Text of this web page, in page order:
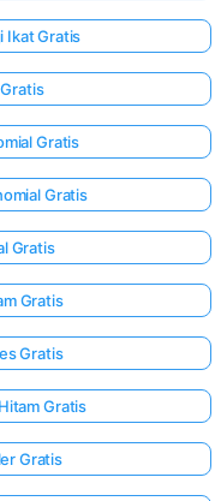
Ikat Gratis
Gratis
Gratis
Gratis
Gratis
Gratis
Gratis
Gratis